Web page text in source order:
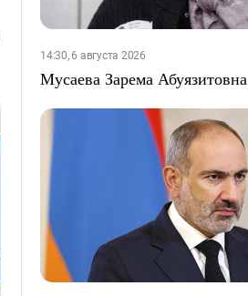
14:30, 6 августа 2026
Мусаева Зарема Абуязитовна